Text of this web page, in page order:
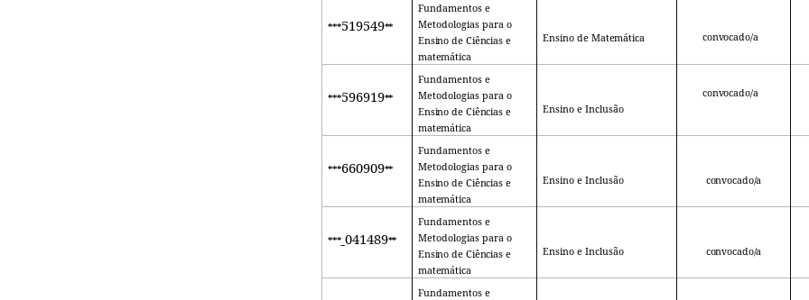
***519549**
Fundamentos e
Metodologias para o
Ensino de Ciências e
matemática
Ensino de Matemática convocado/a
***596919**
Fundamentos e
Metodologias para o
Ensino de Ciências e
matemática
Ensino e Inclusão
convocado/a
***660909**
Fundamentos e
Metodologias para o
Ensino de Ciências e
matemática
Ensino e Inclusão convocado/a
*** 041489**
Fundamentos e
Metodologias para o
Ensino de Ciências e
matemática
Ensino e Inclusão convocado/a
Fundamentos e